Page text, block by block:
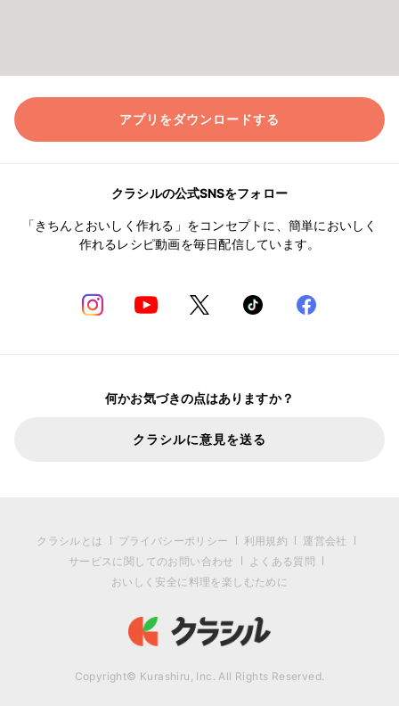
アプリをダウンロードする
クラシルの公式SNSをフォロー
「きちんとおいしく作れる」をコンセプトに、簡単においしく
作れるレシピ動画を毎日配信しています。
何かお気づきの点はありますか？
クラシルに意見を送る
クラシルとは プライバシーポリシー 利用規約
運営会社
サービスに関してのお問い合わせ
よくある質問
おいしく安全に料理を楽しむために
Copyright© Kurashiru, Inc. All Rights Reserved.